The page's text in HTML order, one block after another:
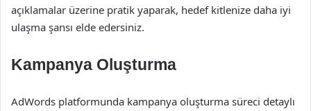
açıklamalar üzerine pratik yaparak, hedef kitlenize daha iyi
ulaşma şansı elde edersiniz.
Kampanya Oluşturma
AdWords platformunda kampanya oluşturma süreci detaylı